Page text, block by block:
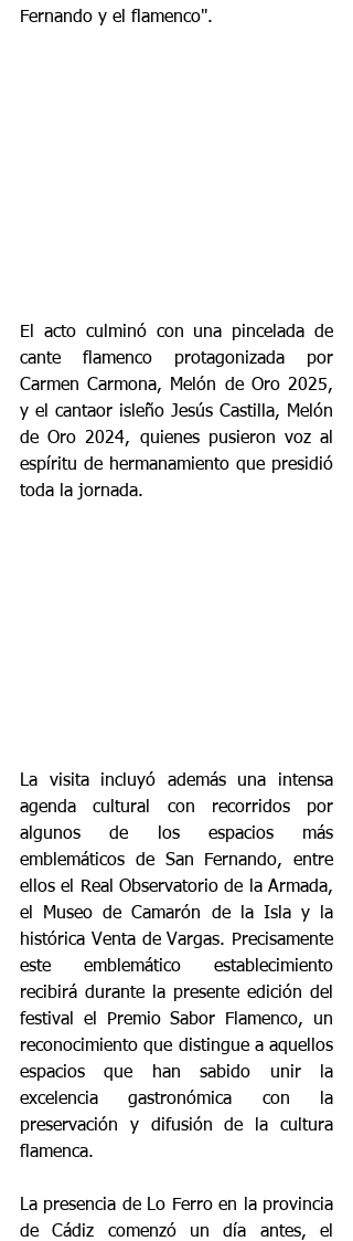
Fernando y el flamenco".
El acto culminó con una pincelada de
cante flamenco protagonizada por
Carmen Carmona, Melón de Oro 2025,
y el cantaor isleño Jesús Castilla, Melón
de Oro 2024, quienes pusieron voz al
espíritu de hermanamiento que presidió
toda la jornada.
La visita incluyó además una intensa
agenda cultural con recorridos por
algunos de los espacios más
emblemáticos de San Fernando, entre
ellos el Real Observatorio de la Armada,
el Museo de Camarón de la Isla y la
histórica Venta de Vargas. Precisamente
este emblemático establecimiento
recibirá durante la presente edición del
festival el Premio Sabor Flamenco, un
reconocimiento que distingue a aquellos
espacios que han sabido unir la
excelencia gastronómica con la
preservación y difusión de la cultura
flamenca.
La presencia de Lo Ferro en la provincia
de Cádiz comenzó un día antes, el